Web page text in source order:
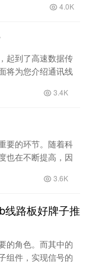
4.0K
起到了高速数据传
将为您介绍通讯线
3.4K
要的环节。随着科
也在不断提高，因
3.6K
线路板好牌子推
的角色。而其中的
组件，实现信号的